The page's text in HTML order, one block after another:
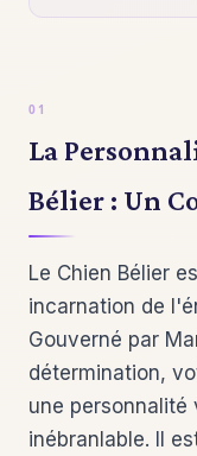
La
Bélier : Un
Le Chien Bélier
incarnation de
Gouverné par
détermination,
une
inébranlable. Il